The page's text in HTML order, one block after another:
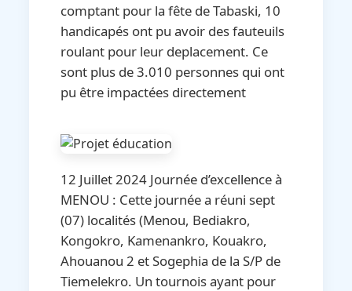
comptant pour la fête de Tabaski, 10
handicapés ont pu avoir des fauteuils
roulant pour leur deplacement. Ce
sont plus de 3.010 personnes qui ont
pu être impactées directement
12 Juillet 2024 Journée d’excellence à
MENOU : Cette journée a réuni sept
(07) localités (Menou, Bediakro,
Kongokro, Kamenankro, Kouakro,
Ahouanou 2 et Sogephia de la S/P de
Tiemelekro. Un tournois ayant pour